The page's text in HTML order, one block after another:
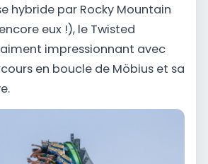
hybride par Rocky Mountain
eux !), le Twisted
impressionnant avec
en boucle de Möbius et sa